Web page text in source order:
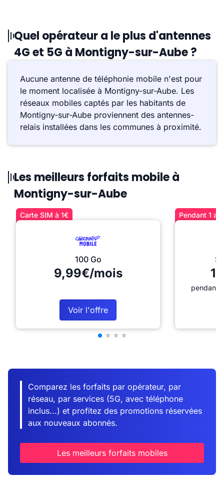
Quel opérateur a le plus d'antennes
4G et 5G à Montigny-sur-Aube ?
Aucune antenne de téléphonie mobile n'est pour
le moment localisée à Montigny-sur-Aube. Les
réseaux mobiles captés par les habitants de
Montigny-sur-Aube proviennent des antennes-
relais installées dans les communes à proximité.
Les meilleurs forfaits mobile à
Montigny-sur-Aube
Carte SIM à 1€
100 Go
9,99€/mois
Voir l'offre
Pendant 1
pendant
Comparez les forfaits par opérateur, par
réseau, par services (5G, avec téléphone
inclus...) et profitez des promotions réservées
aux nouveaux abonnés.
Les meilleurs forfaits mobiles